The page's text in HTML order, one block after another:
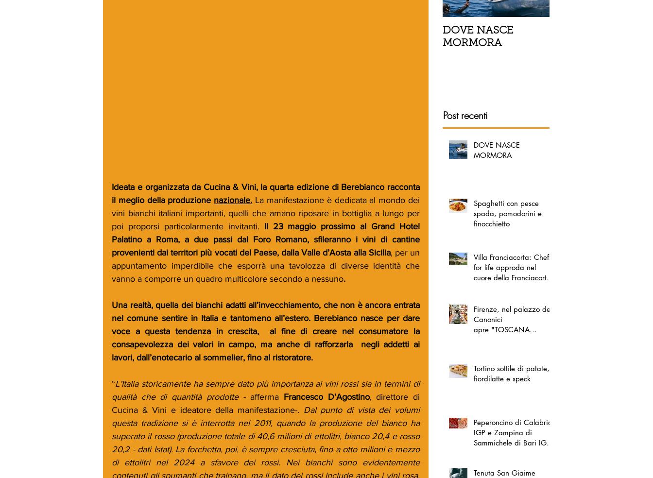
Ideata e organizzata da Cucina & Vini, la quarta edizione di Berebianco racconta
il meglio della produzione nazionale. La manifestazione è dedicata al mondo dei
vini bianchi italiani importanti, quelli che amano riposare in bottiglia a lungo per
poi proporsi particolarmente invitanti. Il 23 maggio prossimo al Grand Hotel
Palatino a Roma, a due passi dal Foro Romano, sfileranno i vini di cantine
provenienti dai territori più vocati del Paese, dalla Valle d’Aosta alla Sicilia, per un
appuntamento imperdibile che esporrà una tavolozza di diverse identità che
vanno a comporre un quadro multicolore secondo a nessuno.
Una realtà, quella dei bianchi adatti all’invecchiamento, che non è ancora entrata
nel comune sentire in Italia e tantomeno all’estero. Berebianco nasce per dare
voce a questa tendenza in crescita,  al fine di creare nel consumatore la
consapevolezza dei valori in campo, ma anche di rafforzarla  negli addetti ai
lavori, dall’enotecario al sommelier, fino al ristoratore.
“L’Italia storicamente ha sempre dato più importanza ai vini rossi sia in termini di
qualità che di quantità prodotte - afferma Francesco D’Agostino, direttore di
Cucina & Vini e ideatore della manifestazione-. Dal punto di vista dei volumi
questa tradizione si è interrotta nel 2011, quando la produzione del bianco ha
superato il rosso (produzione totale di 40,6 milioni di ettolitri, bianco 20,4 e rosso
20,2 - dati Istat). La forchetta, poi, è sempre cresciuta, fino a otto milioni e mezzo
di ettolitri nel 2024 a sfavore dei rossi. Nei bianchi sono evidentemente
contenuti gli spumanti che trainano, ma il dato dei rossi include anche i vini rosa.
DOVE NASCE
MORMORA
Post recenti
DOVE NASCE
MORMORA
Spaghetti con pesce
spada, pomodorini e
finocchietto
Villa Franciacorta: Chefs
for life approda nel
cuore della Franciacorta,
Firenze, nel palazzo dei
Canonici
apre "TOSCANA
Tortino sottile di patate,
fiordilatte e speck
Peperoncino di Calabria
IGP e Zampina di
Sammichele di Bari IGP
Tenuta San Giaime